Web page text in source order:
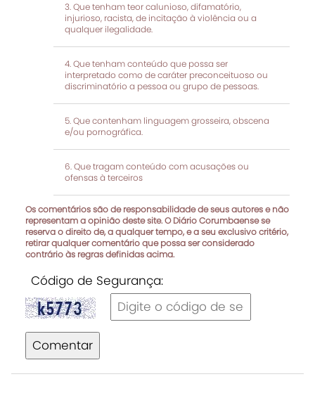
Que tenham teor calunioso, difamatório,
injurioso, racista, de incitação à violência ou a
qualquer ilegalidade.
Que tenham conteúdo que possa ser
interpretado como de caráter preconceituoso ou
discriminatório a pessoa ou grupo de pessoas.
Que contenham linguagem grosseira, obscena
e/ou pornográfica.
Que tragam conteúdo com acusações ou
ofensas à terceiros
Os comentários são de responsabilidade de seus autores e não
representam a opinião deste site. O Diário Corumbaense se
reserva o direito de, a qualquer tempo, e a seu exclusivo critério,
retirar qualquer comentário que possa ser considerado
contrário às regras definidas acima.
Código de Segurança:
Comentar